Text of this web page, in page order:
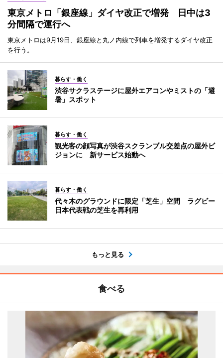
東京メトロ「銀座線」ダイヤ改正で増発 日中は3
分間隔で運行へ
東京メトロは9月19日、銀座線と丸ノ内線で列車を増発するダイヤ改正
を行う。
暮らす・働く
渋谷サクラステージに屋外エアコンやミストの「避
暑」スポット
暮らす・働く
観光客の顔写真が渋谷スクランブル交差点の屋外ビ
ジョンに 新サービス始動へ
暮らす・働く
代々木のグラウンドに限定「芝生」空間 ラグビー
日本代表戦の芝生を再利用
もっと見る
食べる